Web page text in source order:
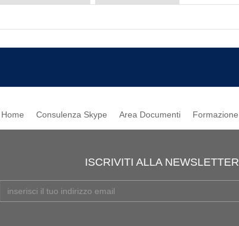
Home Consulenza Skype Area Documenti Formazione
ISCRIVITI ALLA NEWSLETTER